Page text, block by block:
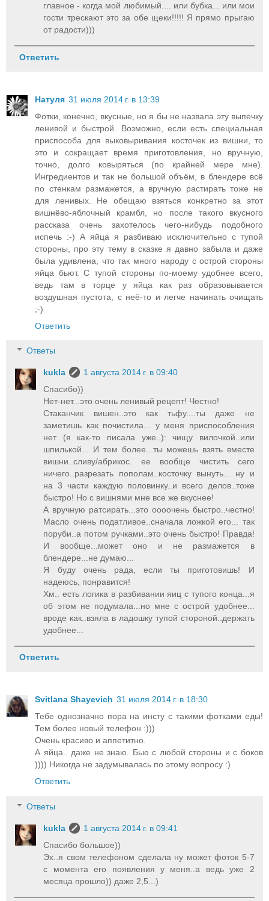
главное - когда мой любимый.... или бубка... или мои
гости трескают это за обе щеки!!!!! Я прямо прыгаю
от радости)))
Ответить
Натуля 31 июля 2014 г. в 13:39
Фотки, конечно, вкусные, но я бы не назвала эту выпечку
ленивой и быстрой. Возможно, если есть специальная
приспособа для выковыривания косточек из вишни, то
это и сокращает время приготовления, но вручную,
точно, долго ковыряться (по крайней мере мне).
Ингредиентов и так не большой объём, в блендере всё
по стенкам размажется, а вручную растирать тоже не
для ленивых. Не обещаю взяться конкретно за этот
вишнёво-яблочный крамбл, но после такого вкусного
рассказа очень захотелось чего-нибудь подобного
испечь :-) А яйца я разбиваю исключительно с тупой
стороны, про эту тему в сказке я давно забыла и даже
была удивлена, что так много народу с острой стороны
яйца бьют. С тупой стороны по-моему удобнее всего,
ведь там в торце у яйца как раз образовывается
воздушная пустота, с неё-то и легче начинать очищать
;-)
Ответить
Ответы
kukla
1 августа 2014 г. в 09:40
Спасибо))
Нет-нет...это очень ленивый рецепт! Честно!
Стаканчик вишен..это как тьфу....ты даже не
заметишь как почистила... у меня приспособления
нет (я как-то писала уже..): чищу вилочкой..или
шпилькой... И тем более...ты можешь взять вместе
вишни..сливу/абрикос. ее вообще чистить сего
ничего..разрезать пополам..косточку вынуть... ну и
на 3 части каждую половинку..и всего делов..тоже
быстро! Но с вишнями мне все же вкуснее!
А вручную ратсирать...это оооочень быстро..честно!
Масло очень податливое..сначала ложкой его... так
поруби..а потом ручками..это очень быстро! Правда!
И вообще...может оно и не размажется в
блендере...не думаю...
Я буду очень рада, если ты приготовишь! И
надеюсь, понравится!
Хм.. есть логика в разбивании яиц с тупого конца...я
об этом не подумала...но мне с острой удобнее...
вроде как..взяла в ладошку тупой стороной..держать
удобнее...
Ответить
Svitlana Shayevich 31 июля 2014 г. в 18:30
Тебе однозначно пора на инсту с такими фотками еды!
Тем более новый телефон :)))
Очень красиво и аппетитно.
А яйца.. даже не знаю. Бью с любой стороны и с боков
)))) Никогда не задумывалась по этому вопросу :)
Ответить
Ответы
kukla
1 августа 2014 г. в 09:41
Спасибо большое))
Эх..я свом телефоном сделала ну может фоток 5-7
с момента его появления у меня..а ведь уже 2
месяца прошло)) даже 2,5...)